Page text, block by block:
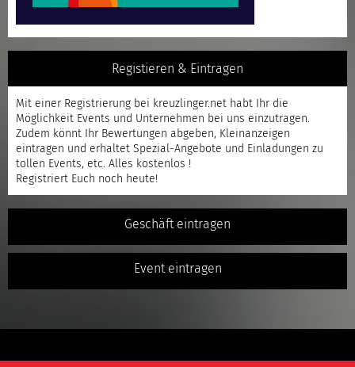
Registieren & Eintragen
Mit einer Registrierung bei kreuzlinger.net habt Ihr die
Möglichkeit Events und Unternehmen bei uns einzutragen.
Zudem könnt Ihr Bewertungen abgeben, Kleinanzeigen
eintragen und erhaltet Spezial-Angebote und Einladungen zu
tollen Events, etc. Alles kostenlos !
Registriert Euch noch heute!
Geschäft eintragen
Event eintragen